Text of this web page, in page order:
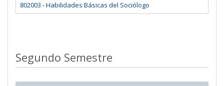
802003 - Habilidades Básicas del Sociólogo
Segundo Semestre